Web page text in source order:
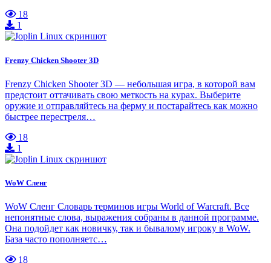
18
1
Frenzy Chicken Shooter 3D
Frenzy Chicken Shooter 3D — небольшая игра, в которой вам
предстоит оттачивать свою меткость на курах. Выберите
оружие и отправляйтесь на ферму и постарайтесь как можно
быстрее перестреля…
18
1
WoW Сленг
WoW Сленг Словарь терминов игры World of Warcraft. Все
непонятные слова, выражения собраны в данной программе.
Она подойдет как новичку, так и бывалому игроку в WoW.
База часто пополняетс…
18